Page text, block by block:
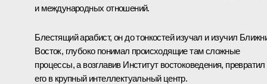
и международных отношений.
Блестящий арабист, он до тонкостей изучал и изучил
Восток, глубоко понимал происходящие там сложные
процессы, а возглавив Институт востоковедения, превратил
его в крупный интеллектуальный центр.